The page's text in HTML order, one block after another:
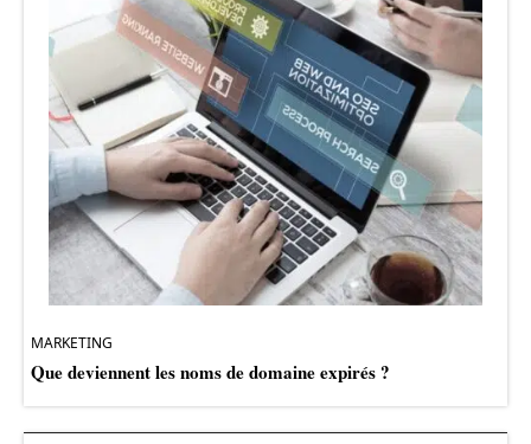
MARKETING
Que deviennent les noms de domaine expirés ?